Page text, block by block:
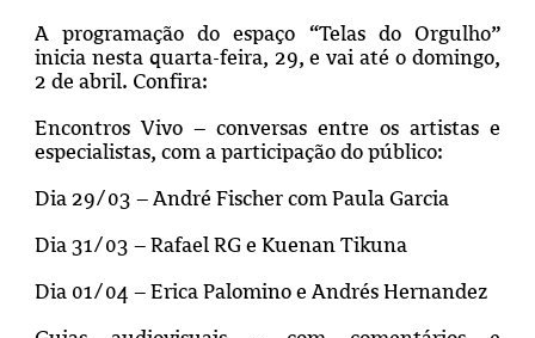
A programação do espaço “Telas do Orgulho”
inicia nesta quarta-feira, 29, e vai até o domingo,
2 de abril. Confira:
Encontros Vivo – conversas entre os artistas e
especialistas, com a participação do público:
Dia 29/03 – André Fischer com Paula Garcia
Dia 31/03 – Rafael RG e Kuenan Tikuna
Dia 01/04 – Erica Palomino e Andrés Hernandez